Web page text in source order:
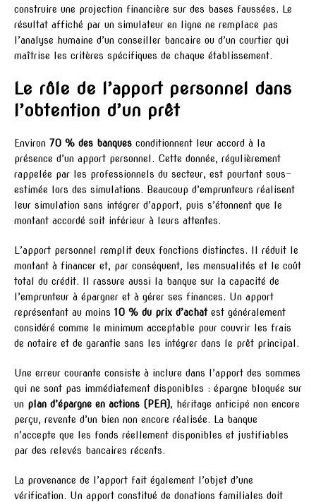
construire une projection financière sur des bases faussées. Le
résultat affiché par un simulateur en ligne ne remplace pas
l’analyse humaine d’un conseiller bancaire ou d’un courtier qui
maîtrise les critères spécifiques de chaque établissement.
Le rôle de l’apport personnel dans
l’obtention d’un prêt
Environ 70 % des banques conditionnent leur accord à la
présence d’un apport personnel. Cette donnée, régulièrement
rappelée par les professionnels du secteur, est pourtant sous-
estimée lors des simulations. Beaucoup d’emprunteurs réalisent
leur simulation sans intégrer d’apport, puis s’étonnent que le
montant accordé soit inférieur à leurs attentes.
L’apport personnel remplit deux fonctions distinctes. Il réduit le
montant à financer et, par conséquent, les mensualités et le coût
total du crédit. Il rassure aussi la banque sur la capacité de
l’emprunteur à épargner et à gérer ses finances. Un apport
représentant au moins 10 % du prix d’achatest généralement
considéré comme le minimum acceptable pour couvrir les frais
de notaire et de garantie sans les intégrer dans le prêt principal.
Une erreur courante consiste à inclure dans l’apport des sommes
qui ne sont pas immédiatement disponibles : épargne bloquée sur
un plan d’épargne en actions (PEA), héritage anticipé non encore
perçu, revente d’un bien non encore réalisée. La banque
n’accepte que les fonds réellement disponibles et justifiables
par des relevés bancaires récents.
La provenance de l’apport fait également l’objet d’une
vérification. Un apport constitué de donations familiales doit